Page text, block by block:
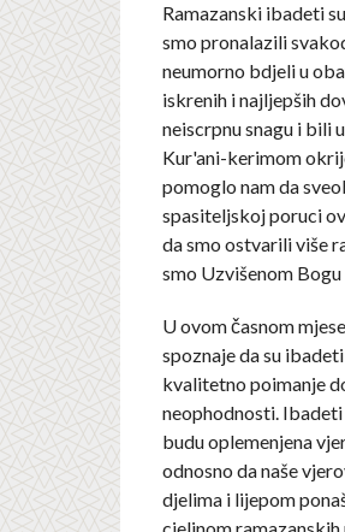
Ramazanski ibadeti
smo pronalazili
neumorno bdjeli u
iskrenih i najljepših
neiscrpnu snagu i bili
Kur'ani-kerimom
pomoglo nam da
spasiteljskoj poruci
da smo ostvarili više
smo Uzvišenom
U ovom časnom
spoznaje da su
kvalitetno poimanje
neophodnosti. Ibadeti
budu oplemenjena
odnosno da naše
djelima i lijepom